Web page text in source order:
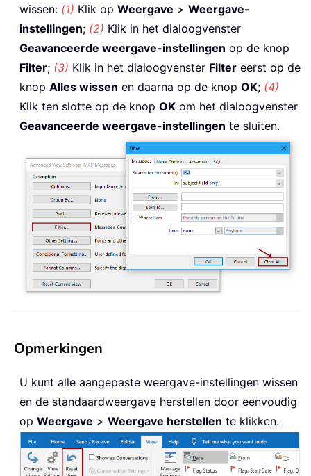
wissen: (1) Klik op Weergave > Weergave-
instellingen; (2) Klik in het dialoogvenster
Geavanceerde weergave-instellingen op de knop
Filter; (3) Klik in het dialoogvenster Filter eerst op de
knop Alles wissen en daarna op de knop OK; (4)
Klik ten slotte op de knop OK om het dialoogvenster
Geavanceerde weergave-instellingen te sluiten.
Opmerkingen
U kunt alle aangepaste weergave-instellingen wissen
en de standaardweergave herstellen door eenvoudig
op Weergave > Weergave herstellen te klikken.